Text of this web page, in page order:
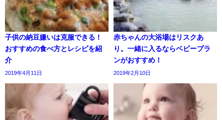
子供の納豆嫌いは克服できる！
おすすめの食べ方とレシピを紹
介
2019年4月11日
赤ちゃんの大浴場はリスクあ
り。一緒に入るならベビープラ
ンがおすすめ！
2019年2月10日